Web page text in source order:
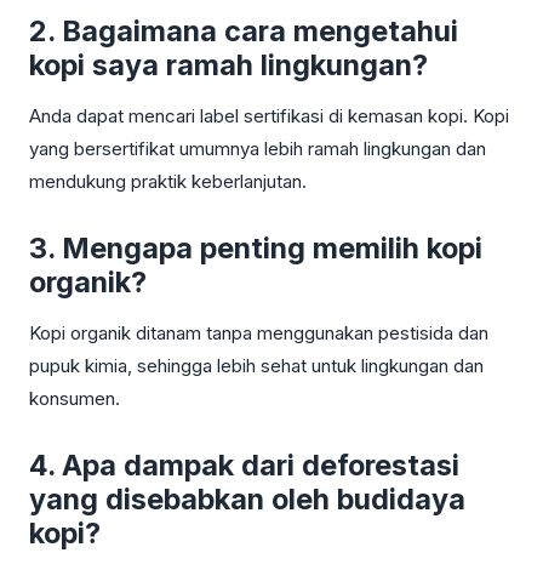
2. Bagaimana cara mengetahui
kopi saya ramah lingkungan?
Anda dapat mencari label sertifikasi di kemasan kopi. Kopi
yang bersertifikat umumnya lebih ramah lingkungan dan
mendukung praktik keberlanjutan.
3. Mengapa penting memilih kopi
organik?
Kopi organik ditanam tanpa menggunakan pestisida dan
pupuk kimia, sehingga lebih sehat untuk lingkungan dan
konsumen.
4. Apa dampak dari deforestasi
yang disebabkan oleh budidaya
kopi?